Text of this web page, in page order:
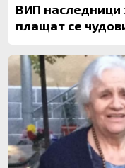
ВИП наследници
плащат се